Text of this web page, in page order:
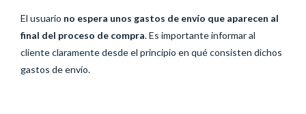
El usuario no espera unos gastos de envío que aparecen al
final del proceso de compra. Es importante informar al
cliente claramente desde el principio en qué consisten dichos
gastos de envío.